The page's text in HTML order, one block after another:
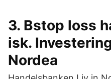
3. Bstop loss
isk.
Nordea